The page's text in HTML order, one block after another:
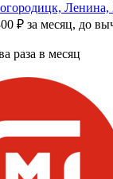
Ленина,
₽ за месяц, до
раза в месяц